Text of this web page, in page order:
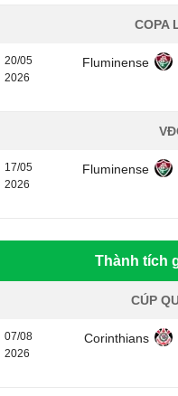
COPA
20/05
2026
Fluminense
17/05
2026
Fluminense
Thành tích
CÚP
07/08
2026
Corinthians